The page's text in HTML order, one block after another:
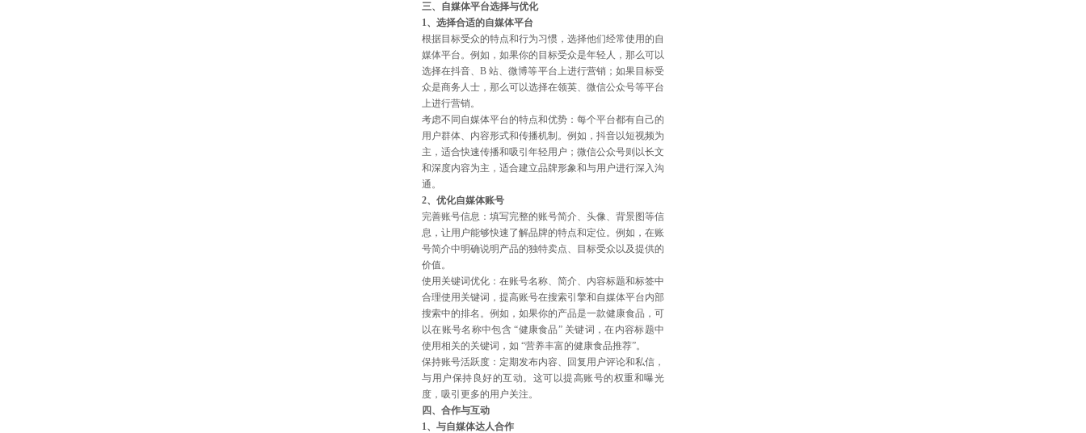
三、自媒体平台选择与优化
1、选择合适的自媒体平台
根据目标受众的特点和行为习惯，选择他们经常使用的自
媒体平台。例如，如果你的目标受众是年轻人，那么可以
选择在抖音、B 站、微博等平台上进行营销；如果目标受
众是商务人士，那么可以选择在领英、微信公众号等平台
上进行营销。
考虑不同自媒体平台的特点和优势：每个平台都有自己的
用户群体、内容形式和传播机制。例如，抖音以短视频为
主，适合快速传播和吸引年轻用户；微信公众号则以长文
和深度内容为主，适合建立品牌形象和与用户进行深入沟
通。
2、优化自媒体账号
完善账号信息：填写完整的账号简介、头像、背景图等信
息，让用户能够快速了解品牌的特点和定位。例如，在账
号简介中明确说明产品的独特卖点、目标受众以及提供的
价值。
使用关键词优化：在账号名称、简介、内容标题和标签中
合理使用关键词，提高账号在搜索引擎和自媒体平台内部
搜索中的排名。例如，如果你的产品是一款健康食品，可
以在账号名称中包含 “健康食品” 关键词，在内容标题中
使用相关的关键词，如 “营养丰富的健康食品推荐”。
保持账号活跃度：定期发布内容、回复用户评论和私信，
与用户保持良好的互动。这可以提高账号的权重和曝光
度，吸引更多的用户关注。
四、合作与互动
1、与自媒体达人合作